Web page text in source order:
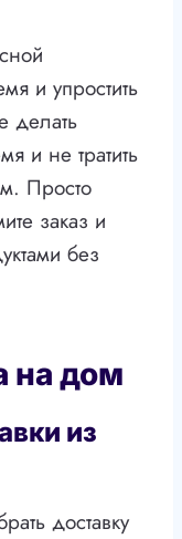
и упростить
делать
и не тратить
Просто
заказ и
без
на дом
из
доставку